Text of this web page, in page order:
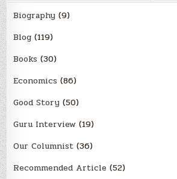
Biography (9)
Blog (119)
Books (30)
Economics (86)
Good Story (50)
Guru Interview (19)
Our Columnist (36)
Recommended Article (52)